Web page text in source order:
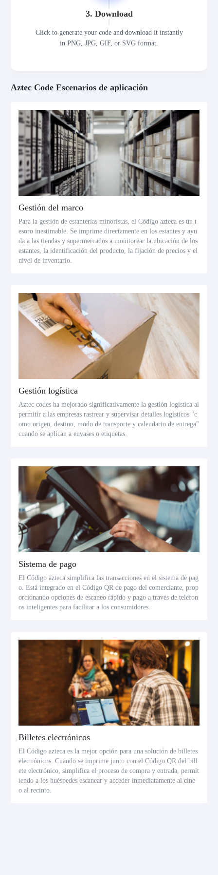
3. Download
Click to generate your code and download it instantly
in PNG, JPG, GIF, or SVG format.
Aztec Code Escenarios de aplicación
Gestión del marco
Para la gestión de estanterías minoristas, el Código azteca es un t
esoro inestimable. Se imprime directamente en los estantes y ayu
da a las tiendas y supermercados a monitorear la ubicación de los
estantes, la identificación del producto, la fijación de precios y el
nivel de inventario.
Gestión logística
Aztec codes ha mejorado significativamente la gestión logística al
permitir a las empresas rastrear y supervisar detalles logísticos "c
omo origen, destino, modo de transporte y calendario de entrega"
cuando se aplican a envases o etiquetas.
Sistema de pago
El Código azteca simplifica las transacciones en el sistema de pag
o. Está integrado en el Código QR de pago del comerciante, prop
orcionando opciones de escaneo rápido y pago a través de teléfon
os inteligentes para facilitar a los consumidores.
Billetes electrónicos
El Código azteca es la mejor opción para una solución de billetes
electrónicos. Cuando se imprime junto con el Código QR del bill
ete electrónico, simplifica el proceso de compra y entrada, permit
iendo a los huéspedes escanear y acceder inmediatamente al cine
o al recinto.